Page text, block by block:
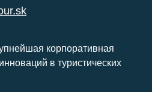
корпоративная
в туристических